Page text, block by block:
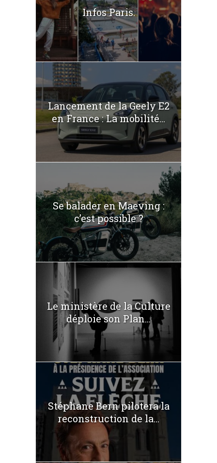
Infos Paris.
Lancement de la Geely E2
en France : La mobilité...
Se balader en Maeving :
c’est possible ?
Le ministère de la Culture
déploie son Plan...
Stéphane Bern pilotera la
reconstruction de la...